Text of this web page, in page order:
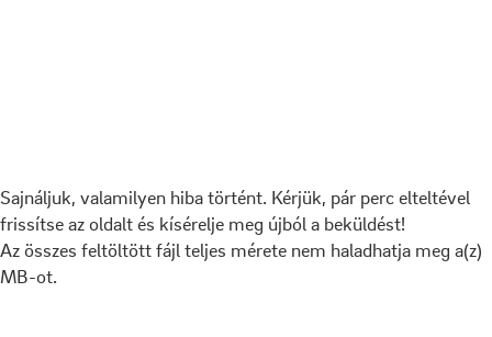
Sajnáljuk, valamilyen hiba történt. Kérjük, pár perc elteltével
frissítse az oldalt és kísérelje meg újból a beküldést!
Az összes feltöltött fájl teljes mérete nem haladhatja meg a(z)
MB-ot.